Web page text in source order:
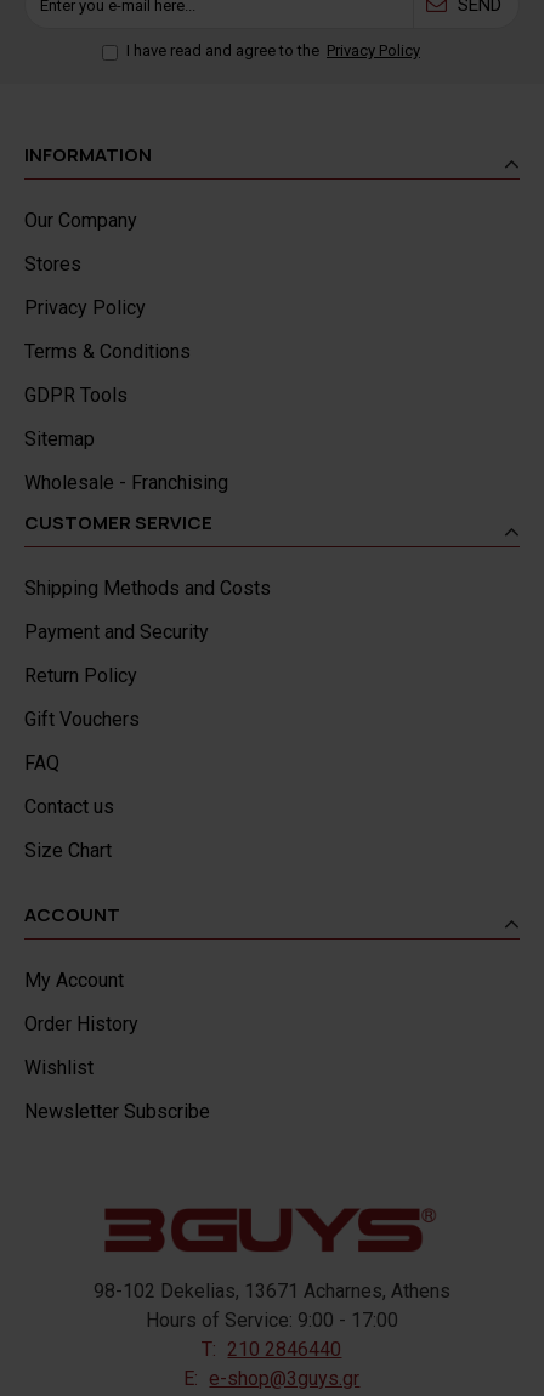
SEND
I have read and agree to the Privacy Policy
INFORMATION
Our Company
Stores
Privacy Policy
Terms & Conditions
GDPR Tools
Sitemap
Wholesale - Franchising
CUSTOMER SERVICE
Shipping Methods and Costs
Payment and Security
Return Policy
Gift Vouchers
FAQ
Contact us
Size Chart
ACCOUNT
My Account
Order History
Wishlist
Newsletter Subscribe
98-102 Dekelias, 13671 Acharnes, Athens
Hours of Service: 9:00 - 17:00
T: 210 2846440
E: e-shop@3guys.gr